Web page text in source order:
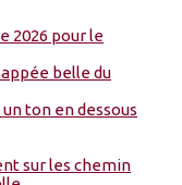
2026 pour le
belle du
ton en dessous
sur les chemin